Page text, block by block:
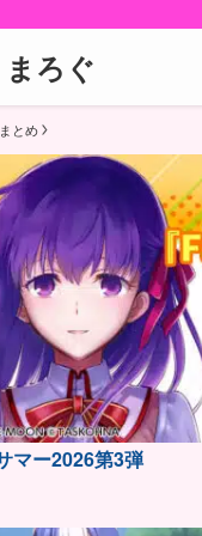
ろぐ
とめ
マー2026第3弾